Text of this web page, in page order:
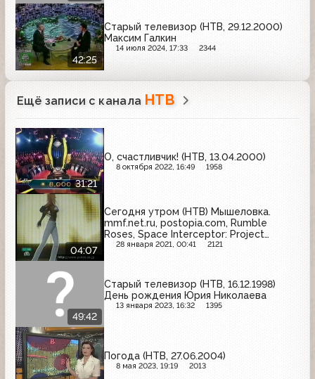
42:25
Старый телевизор (НТВ, 29.12.2000)
Максим Галкин
14 июля 2024, 17:33 2344
Ещё записи с канала НТВ
31:21
О, счастливчик! (НТВ, 13.04.2000)
8 октября 2022, 16:49 1958
04:07
Сегодня утром (НТВ) Мышеловка.
mmf.net.ru, postopia.com, Rumble
Roses, Space Interceptor: Project
Freedom
28 января 2021, 00:41 2121
49:42
Старый телевизор (НТВ, 16.12.1998)
День рождения Юрия Николаева
13 января 2023, 16:32 1395
Погода (НТВ, 27.06.2004)
8 мая 2023, 19:19 2013